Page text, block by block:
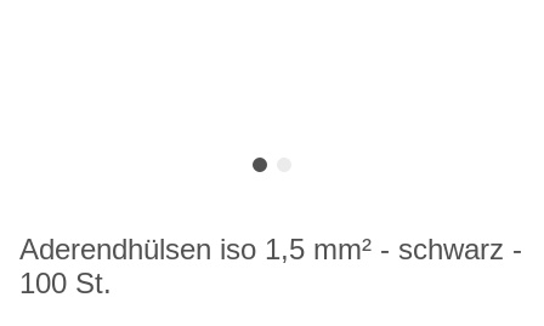
Aderendhülsen iso 1,5 mm² - schwarz -
100 St.